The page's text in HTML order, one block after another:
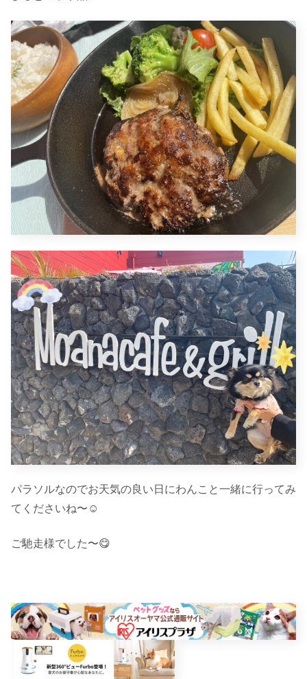
パラソルなのでお天気の良い日にわんこと一緒に行ってみ
てくださいね〜☺︎
ご馳走様でした〜😋